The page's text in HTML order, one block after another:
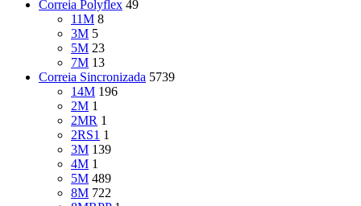
Correia Polyflex 49
11M 8
3M 5
5M 23
7M 13
Correia Sincronizada 5739
14M 196
2M 1
2MR 1
2RS1 1
3M 139
4M 1
5M 489
8M 722